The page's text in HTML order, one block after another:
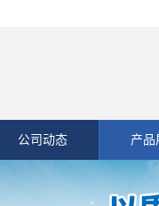
公司动态 产品